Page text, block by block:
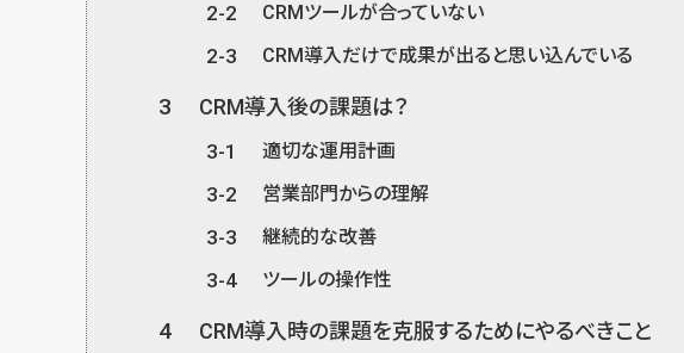
2-2 CRMツールが合っていない
2-3 CRM導入だけで成果が出ると思い込んでいる
3 CRM導入後の課題は？
3-1 適切な運用計画
3-2 営業部門からの理解
3-3 継続的な改善
3-4 ツールの操作性
4 CRM導入時の課題を克服するためにやるべきこと